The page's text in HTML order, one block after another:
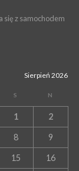
się z samochodem
Sierpień 2026
S N
1 2
8 9
15 16